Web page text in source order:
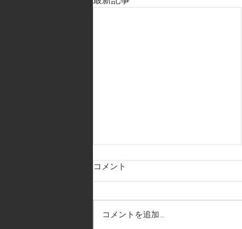
2026.7.11.人物講座
コメント
コメントを追加…